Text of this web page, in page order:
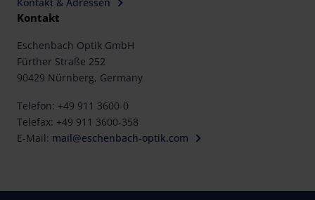
Kontakt
Eschenbach Optik GmbH
Fürther Straße 252
90429 Nürnberg, Germany
Telefon: +49 911 3600-0
Telefax: +49 911 3600-358
E-Mail: mail@eschenbach-optik.com